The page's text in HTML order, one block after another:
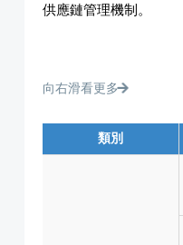
供應鏈管理機制。
向右滑看更多
類別